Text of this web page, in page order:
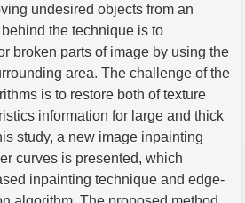
undesired objects from an
the technique is to
broken parts of image by using the
area. The challenge of the
is to restore both of texture
information for large and thick
study, a new image inpainting
curves is presented, which
inpainting technique and edge-